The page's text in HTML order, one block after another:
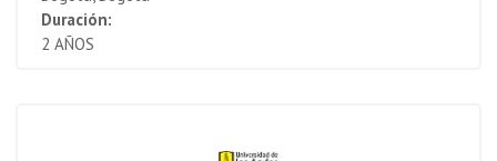
Duración:
2 AÑOS